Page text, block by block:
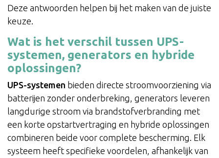
Deze antwoorden helpen bij het maken van de juiste
keuze.
Wat is het verschil tussen UPS-
systemen, generators en hybride
oplossingen?
UPS-systemen bieden directe stroomvoorziening via
batterijen zonder onderbreking, generators leveren
langdurige stroom via brandstofverbranding met
een korte opstartvertraging en hybride oplossingen
combineren beide voor complete bescherming. Elk
systeem heeft specifieke voordelen, afhankelijk van